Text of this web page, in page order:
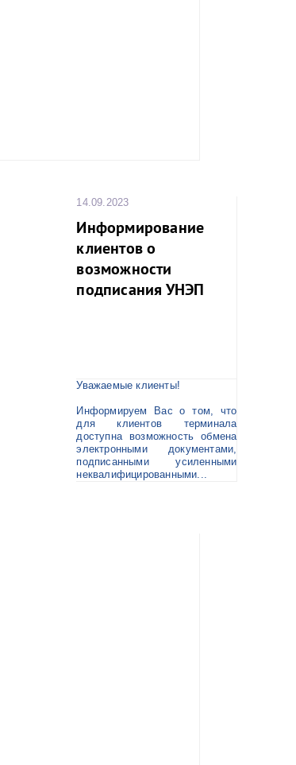
14.09.2023
Информирование
клиентов о
возможности
подписания УНЭП
Уважаемые клиенты!
Информируем Вас о том, что
для клиентов терминала
доступна возможность обмена
электронными документами,
подписанными усиленными
неквалифицированными...